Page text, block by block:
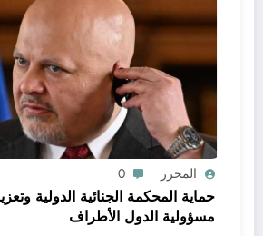
المحرر 0
حماية المحكمة الجنائية الدولية
مسؤولية الدول الأطراف